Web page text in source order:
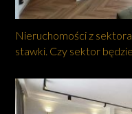
Nieruchomości z
stawki. Czy sektor